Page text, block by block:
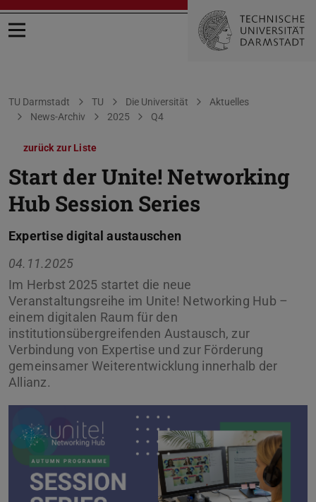
Menü öffnen
Sie befinden sich hier:
TU Darmstadt TU Die Universität
Aktuelles
News-Archiv
2025 Q4
zurück zur Liste
Start der Unite! Networking
Hub Session Series
Expertise digital austauschen
04.11.2025
Im Herbst 2025 startet die neue
Veranstaltungsreihe im Unite! Networking Hub –
einem digitalen Raum für den
institutionsübergreifenden Austausch, zur
Verbindung von Expertise und zur Förderung
gemeinsamer Weiterentwicklung innerhalb der
Allianz.